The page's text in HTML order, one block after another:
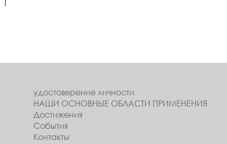
удостоверение личности
НАШИ ОСНОВНЫЕ ОБЛАСТИ ПРИМЕНЕНИЯ
Достижения
События
Контакты